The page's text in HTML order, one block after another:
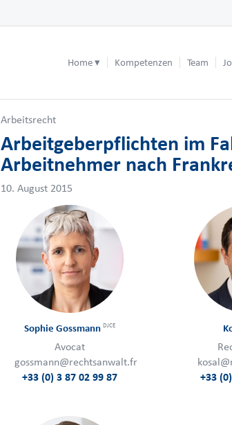
Home Kompetenzen Team
Arbeitsrecht
Arbeitgeberpflichten im
Arbeitnehmer nach
Sophie Gossmann DJCE
Avocat
gossmann@rechtsanwalt.fr
+33 (0) 3 87 02 99 87
+33
10. August 2015